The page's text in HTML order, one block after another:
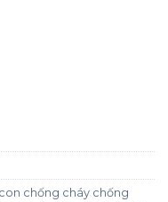
chống cháy chống